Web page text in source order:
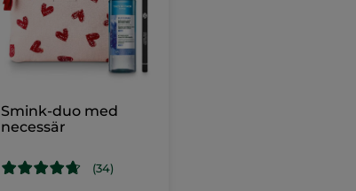
Smink-duo med
necessär
(34)